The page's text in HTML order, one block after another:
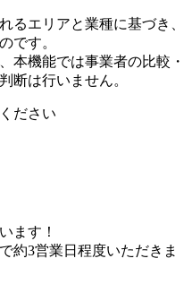
るエリアと業種に基づき、
です。
本機能では事業者の比較・
断は行いません。
ださい
ます！
約3営業日程度いただきま